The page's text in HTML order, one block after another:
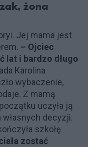
żona
Jej mama jest
– Ojciec
lat i bardzo długo
Karolina
wybaczenie,
Z mamą
uczyła ją
decyzji.
szkołę
zostać